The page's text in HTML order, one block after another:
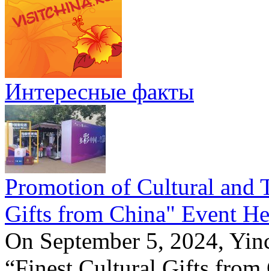
Интересные факты
Promotion of Cultural and
Gifts from China" Event
On September 5, 2024,